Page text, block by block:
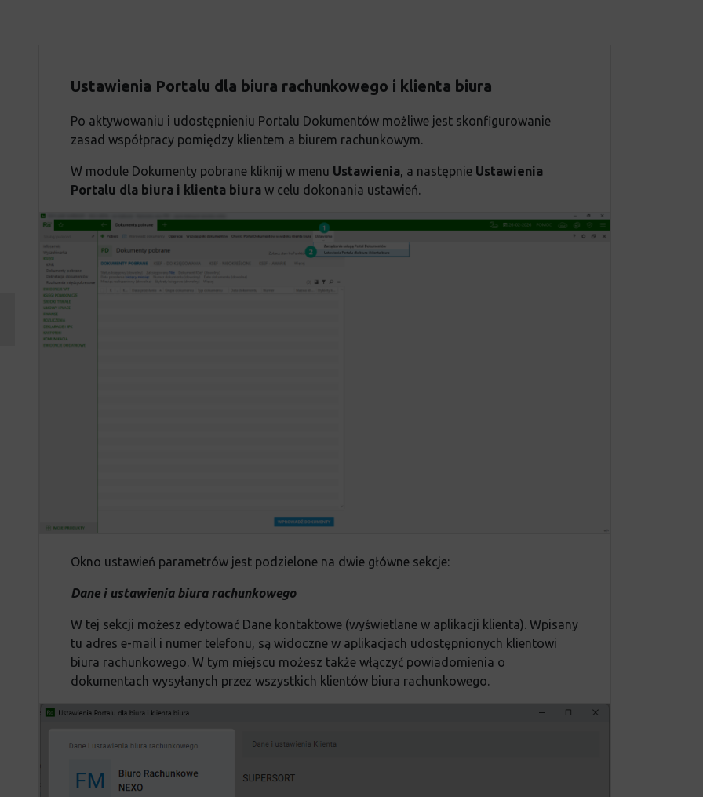
Ustawienia Portalu dla biura rachunkowego i klienta biura
Po aktywowaniu i udostępnieniu Portalu Dokumentów możliwe jest skonfigurowanie
zasad współpracy pomiędzy klientem a biurem rachunkowym.
W module Dokumenty pobrane kliknij w menu Ustawienia, a następnie Ustawienia
Portalu dla biura i klienta biura w celu dokonania ustawień.
Okno ustawień parametrów jest podzielone na dwie główne sekcje:
Dane i ustawienia biura rachunkowego
W tej sekcji możesz edytować Dane kontaktowe (wyświetlane w aplikacji klienta). Wpisany
tu adres e-mail i numer telefonu, są widoczne w aplikacjach udostępnionych klientowi
biura rachunkowego. W tym miejscu możesz także włączyć powiadomienia o
dokumentach wysyłanych przez wszystkich klientów biura rachunkowego.